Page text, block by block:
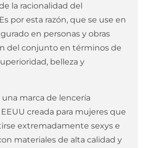
la racionalidad del
por esta razón, que se use en
en personas y obras
del conjunto en términos de
belleza y
marca de lencería
creada para mujeres que
extremadamente sexys e
materiales de alta calidad y